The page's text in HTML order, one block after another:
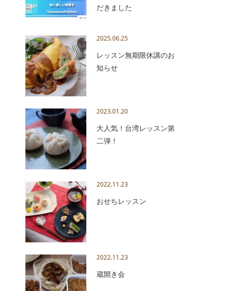
だきました
2025.06.25
レッスン無期限休講のお
知らせ
2023.01.20
大人気！台湾レッスン第
二弾！
2022.11.23
おせちレッスン
2022.11.23
蔵開き会